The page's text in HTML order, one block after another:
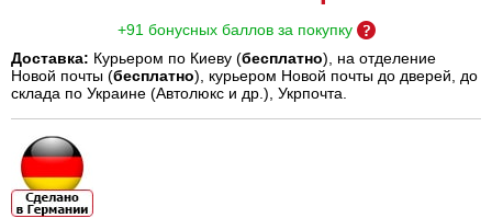
+91 бонусных баллов за покупку
Доставка: Курьером по Киеву (бесплатно), на отделение
Новой почты (бесплатно), курьером Новой почты до дверей, до
склада по Украине (Автолюкс и др.), Укрпочта.